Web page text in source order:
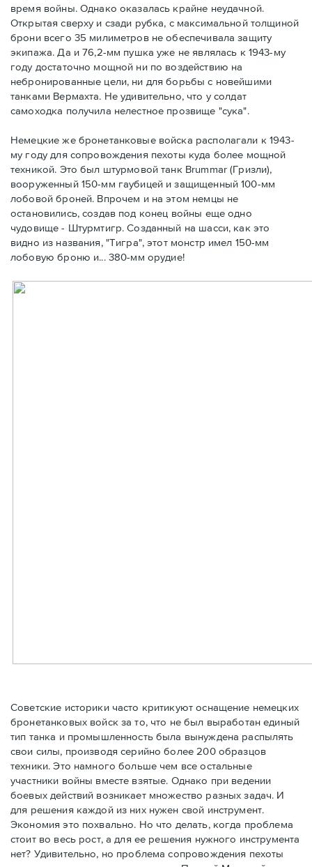
время войны. Однако оказалась крайне неудачной.
Открытая сверху и сзади рубка, с максимальной толщиной
брони всего 35 милиметров не обеспечивала защиту
экипажа. Да и 76,2-мм пушка уже не являлась к 1943-му
году достаточно мощной ни по воздействию на
небронированные цели, ни для борьбы с новейшими
танками Вермахта. Не удивительно, что у солдат
самоходка получила нелестное прозвище "сука".
Немецкие же бронетанковые войска располагали к 1943-
му году для сопровождения пехоты куда более мощной
техникой. Это был штурмовой танк Brummar (Гризли),
вооруженный 150-мм гаубицей и защищенный 100-мм
лобовой броней. Впрочем и на этом немцы не
остановились, создав под конец войны еще одно
чудовище - Штурмтигр. Созданный на шасси, как это
видно из названия, "Тигра", этот монстр имел 150-мм
лобовую броню и... 380-мм орудие!
Советские историки часто критикуют оснащение немецких
бронетанковых войск за то, что не был выработан единый
тип танка и промышленность была вынуждена распылять
свои силы, производя серийно более 200 образцов
техники. Это намного больше чем все остальные
участники войны вместе взятые. Однако при ведении
боевых действий возникает множество разных задач. И
для решения каждой из них нужен свой инструмент.
Экономия это похвально. Но что делать, когда проблема
стоит во весь рост, а для ее решения нужного инструмента
нет? Удивительно, но проблема сопровождения пехоты